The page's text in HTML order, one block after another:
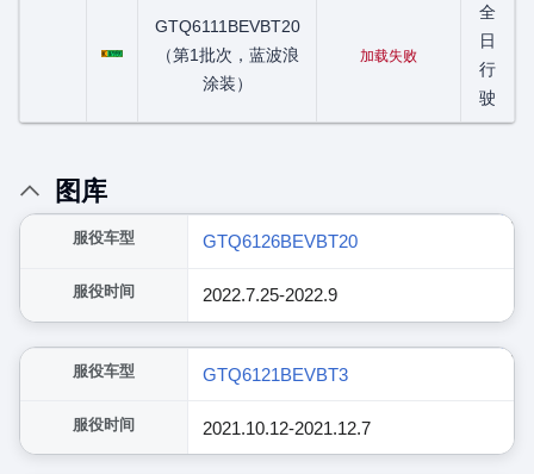
粤C07999D
GTQ6111BEVBT20
（第1批次，蓝波浪
涂装）
加载失败
全
日
行
驶
图库
服役车型 GTQ6126BEVBT20
服役时间 2022.7.25-2022.9
展开
服役车型 GTQ6121BEVBT3
服役时间 2021.10.12-2021.12.7
展开